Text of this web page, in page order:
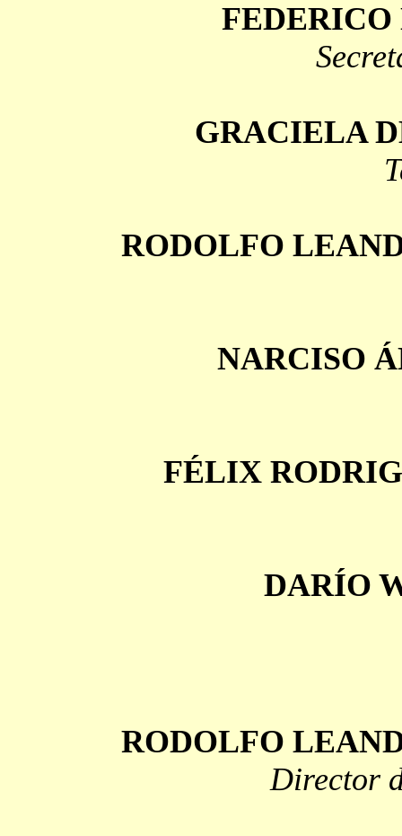
FEDERICO
GRACIELA
RODOLFO
NARCISO
FÉLIX
DARÍO
RODOLFO
Director